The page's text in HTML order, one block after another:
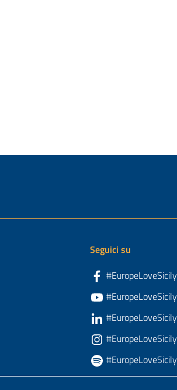
Seguici su
#EuropeLoveSicily
#EuropeLoveSicily
#EuropeLoveSicily
#EuropeLoveSicily
#EuropeLoveSicily